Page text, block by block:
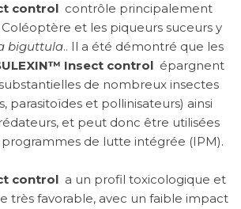
control contrôle principalement
et les piqueurs suceurs y
biguttula.. Il a été démontré que les
Insect control épargnent
de nombreux insectes
parasitoïdes et pollinisateurs) ainsi
et peut donc être utilisées
de lutte intégrée (IPM).
control a un profil toxicologique et
très favorable, avec un faible impact